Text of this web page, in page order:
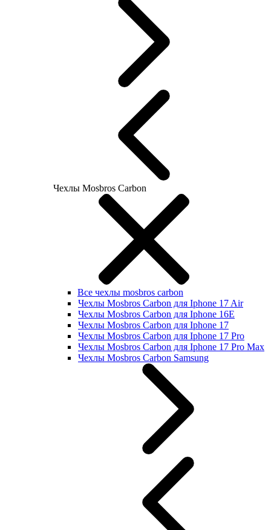
Чехлы Mosbros Carbon
Все чехлы mosbros carbon
Чехлы Mosbros Carbon для Iphone 17 Air
Чехлы Mosbros Carbon для Iphone 16E
Чехлы Mosbros Carbon для Iphone 17
Чехлы Mosbros Carbon для Iphone 17 Pro
Чехлы Mosbros Carbon для Iphone 17 Pro Max
Чехлы Mosbros Carbon Samsung